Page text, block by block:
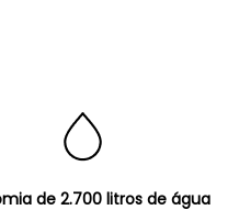
de 2.700 litros de água